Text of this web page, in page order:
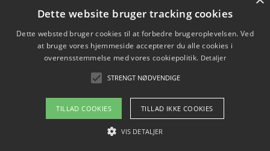
Sådan skaber du et bæredygtigt hjem med familien i
Copyright 2026 - Pilanto Aps
Om / kontakt
Dette website bruger tracking cookies
Dette websted bruger cookies til at forbedre brugeroplevelsen. Ved
at bruge vores hjemmeside accepterer du alle cookies i
overensstemmelse med vores cookiepolitik. Detaljer
STRENGT NØDVENDIGE
TILLAD COOKIES TILLAD IKKE COOKIES
VIS DETALJER